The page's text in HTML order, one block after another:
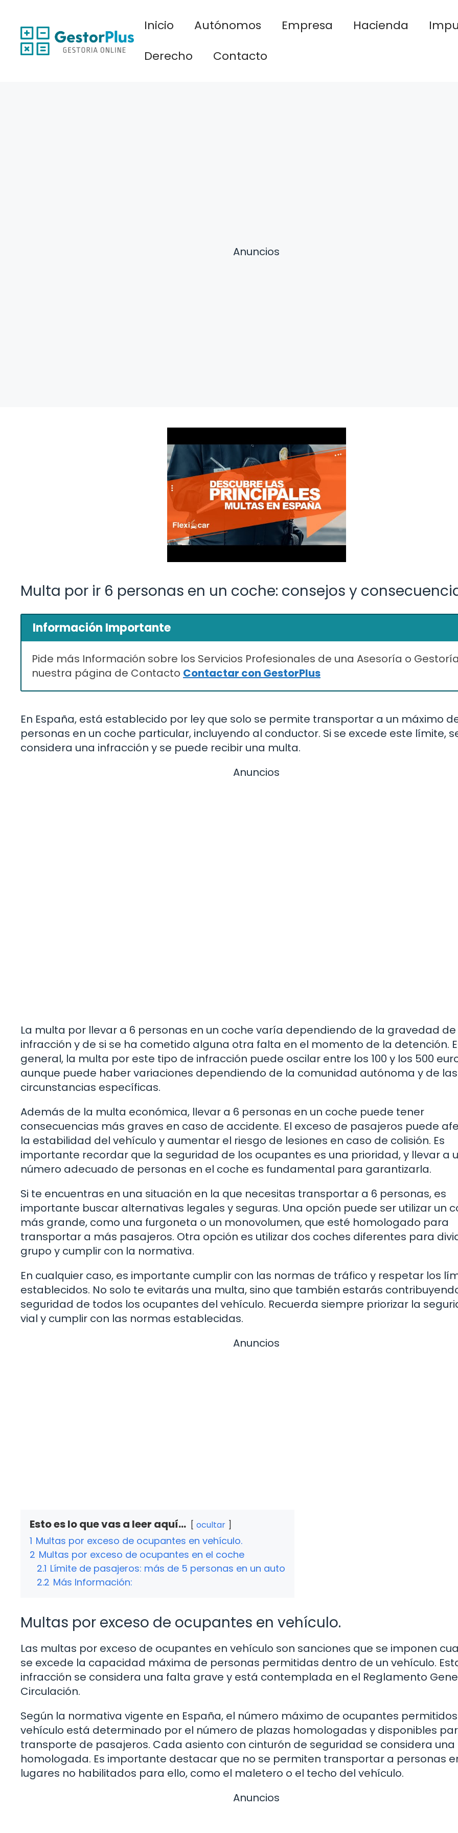
contenido
Inicio Autónomos Empresa Hacienda
Derecho
Contacto
Anuncios
Multa por ir 6 personas en un coche: consejos y
Información Importante
Pide más Información sobre los Servicios Profesionales de una Asesoría o
nuestra página de Contacto Contactar con GestorPlus
En España, está establecido por ley que solo se permite transportar a un máximo
personas en un coche particular, incluyendo al conductor. Si se excede este límite,
considera una infracción y se puede recibir una multa.
Anuncios
La multa por llevar a 6 personas en un coche varía dependiendo de la gravedad de
infracción y de si se ha cometido alguna otra falta en el momento de la detención.
general, la multa por este tipo de infracción puede oscilar entre los 100 y los 500
aunque puede haber variaciones dependiendo de la comunidad autónoma y de las
circunstancias específicas.
Además de la multa económica, llevar a 6 personas en un coche puede tener
consecuencias más graves en caso de accidente. El exceso de pasajeros puede
la estabilidad del vehículo y aumentar el riesgo de lesiones en caso de colisión. Es
importante recordar que la seguridad de los ocupantes es una prioridad, y llevar a
número adecuado de personas en el coche es fundamental para garantizarla.
Si te encuentras en una situación en la que necesitas transportar a 6 personas, es
importante buscar alternativas legales y seguras. Una opción puede ser utilizar un
más grande, como una furgoneta o un monovolumen, que esté homologado para
transportar a más pasajeros. Otra opción es utilizar dos coches diferentes para
grupo y cumplir con la normativa.
En cualquier caso, es importante cumplir con las normas de tráfico y respetar los
establecidos. No solo te evitarás una multa, sino que también estarás
seguridad de todos los ocupantes del vehículo. Recuerda siempre priorizar la
vial y cumplir con las normas establecidas.
Anuncios
Esto es lo que vas a leer aquí... ocultar
1 Multas por exceso de ocupantes en vehículo.
2 Multas por exceso de ocupantes en el coche
2.1 Límite de pasajeros: más de 5 personas en un auto
2.2 Más Información:
Multas por exceso de ocupantes en vehículo.
Las multas por exceso de ocupantes en vehículo son sanciones que se imponen
se excede la capacidad máxima de personas permitidas dentro de un vehículo.
infracción se considera una falta grave y está contemplada en el Reglamento
Circulación.
Según la normativa vigente en España, el número máximo de ocupantes
vehículo está determinado por el número de plazas homologadas y disponibles
transporte de pasajeros. Cada asiento con cinturón de seguridad se considera una
homologada. Es importante destacar que no se permiten transportar a personas
lugares no habilitados para ello, como el maletero o el techo del vehículo.
Anuncios